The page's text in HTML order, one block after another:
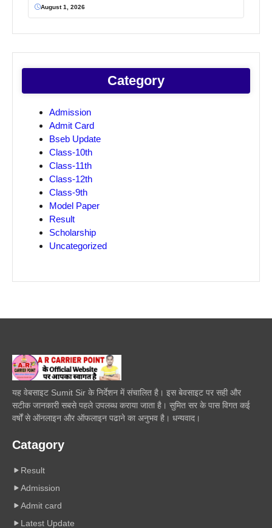
August 1, 2026
Category
Admission
Admit Card
Bseb Update
Class-10th
Class-11th
Class-12th
Class-9th
Model Paper
Result
Scholarship
Uncategorized
यह वेबसाइट Sumit Sir के निर्देशन में संचालित है। इस बेवसाइट पर सही और
सटीक जानकारी सबसे पहले उपलब्ध कराया जाता है। सुमित सर के पास विगत कई
वर्षों से ऑनलाइन और ऑफलाइन पढाने का अनुभव है। धन्यवाद।
Catagory
Result
Admission
Admit card
Latest Update